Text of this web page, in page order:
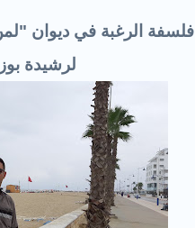
فلسفة الرغبة في ديوان
لرشيدة